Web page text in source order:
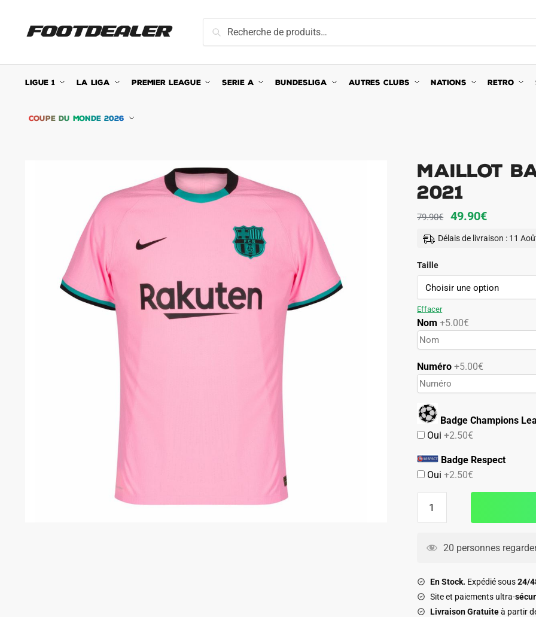
navigation
content
pour :
Recherche
LIGUE 1 LA LIGA PREMIER LEAGUE SERIE A BUNDESLIGA AUTRES CLUBS NATIONS RETRO
COUPE DU MONDE 2026
Maillot
2021
79.90€
Le
prix
79.90€.
49.90€Le
prix
49.90€.
Délais de livraison : 11
Taille
Effacer
Nom +5.00€
Numéro+5.00€
Badge Champions
Oui+2.50€
Badge Respect
Oui+2.50€
Barca
2021
20 personnes
En Stock. Expédié sous24/
Site et paiements ultra-
Livraison Gratuiteà partir